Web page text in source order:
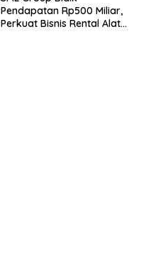
Pendapatan Rp500 Miliar,
Perkuat Bisnis Rental Alat